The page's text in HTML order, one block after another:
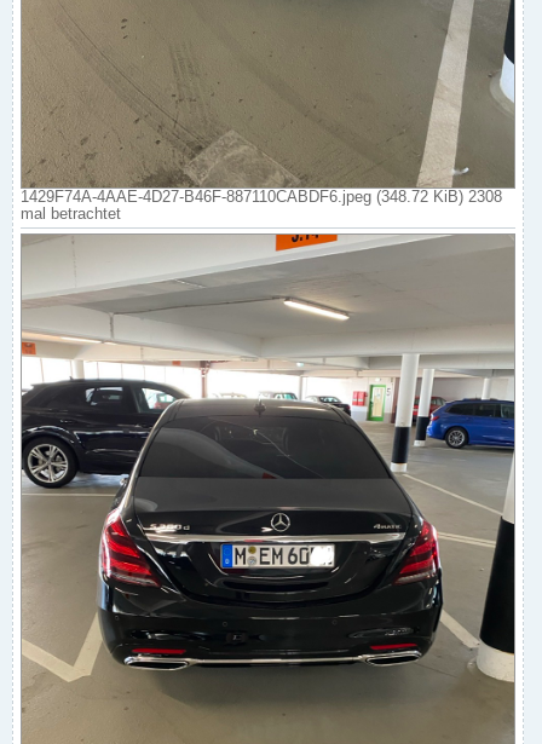
1429F74A-4AAE-4D27-B46F-887110CABDF6.jpeg (348.72 KiB) 2308
mal betrachtet